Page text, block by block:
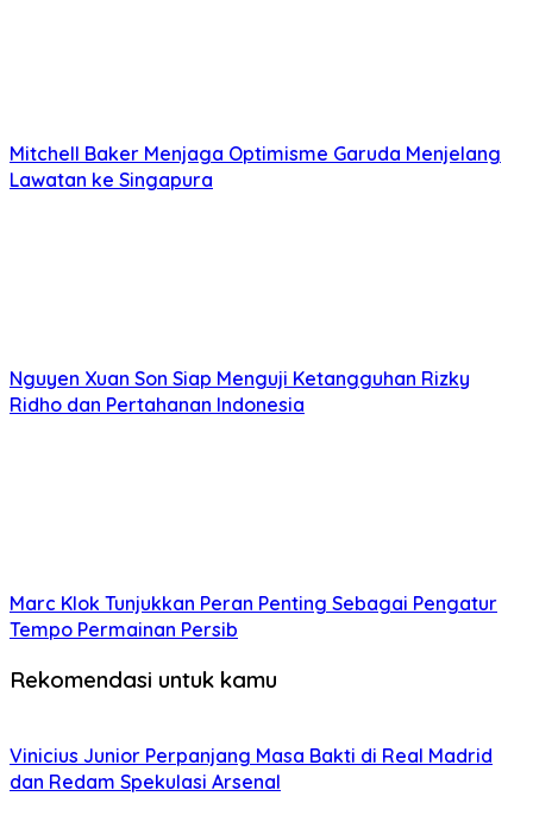
Mitchell Baker Menjaga Optimisme Garuda Menjelang
Lawatan ke Singapura
Nguyen Xuan Son Siap Menguji Ketangguhan Rizky
Ridho dan Pertahanan Indonesia
Marc Klok Tunjukkan Peran Penting Sebagai Pengatur
Tempo Permainan Persib
Rekomendasi untuk kamu
Vinicius Junior Perpanjang Masa Bakti di Real Madrid
dan Redam Spekulasi Arsenal